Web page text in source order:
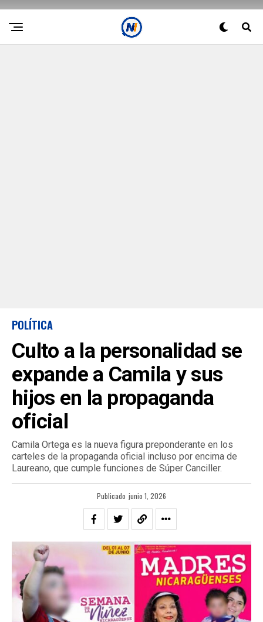
POLÍTICA
Culto a la personalidad se
expande a Camila y sus
hijos en la propaganda
oficial
Camila Ortega es la nueva figura preponderante en los
carteles de la propaganda oficial incluso por encima de
Laureano, que cumple funciones de Súper Canciller.
Publicado junio 1, 2026